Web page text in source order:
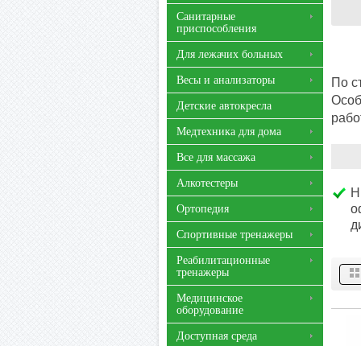
Санитарные
приспособления
Для лежачих больных
Весы и анализаторы
Детские автокресла
Медтехника для дома
Все для массажа
Алкотестеры
Ортопедия
Спортивные тренажеры
Реабилитационные
тренажеры
Медицинское
оборудование
Доступная среда
По